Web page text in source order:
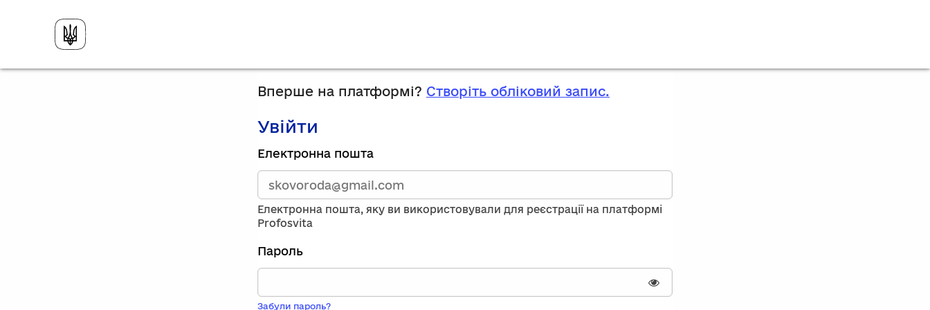
Вперше на платформі? Створіть обліковий запис.
Увійти
Зареєструйтесь,
використавши
електронну
адресу
та
пароль.
Якщо
вас
немає
запису,
Електронна пошта
Електронна пошта, яку ви використовували для реєстрації на платформі
Profosvita
Пароль
Показати пароль
Забули пароль?